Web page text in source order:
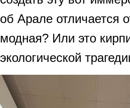
об Арале отличается
модная? Или это
экологической